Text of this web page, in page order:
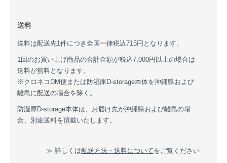
送料
送料は配送先1件につき全国一律税込715円となります。
1回のお買い上げ商品の合計金額が税込7,000円以上の場合は
送料が無料となります。
※クロネコDM便または防湿庫D-storage本体を沖縄県および
離島に配送の場合を除く。
防湿庫D-storage本体は、お届け先が沖縄県および離島の場
合、別途送料を頂戴いたします。
≫ 詳しくは配送方法・送料についてをご覧ください